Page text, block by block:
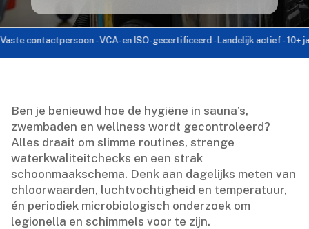
- VCA- en ISO-gecertificeerd - Landelijk actief - 10+ jaar
Ben je benieuwd hoe de hygiëne in sauna’s,
zwembaden en wellness wordt gecontroleerd?
Alles draait om slimme routines, strenge
waterkwaliteitchecks en een strak
schoonmaakschema.​ Denk aan dagelijks meten van
chloorwaarden, luchtvochtigheid en temperatuur,
én periodiek microbiologisch onderzoek om
legionella en schimmels voor te zijn.​